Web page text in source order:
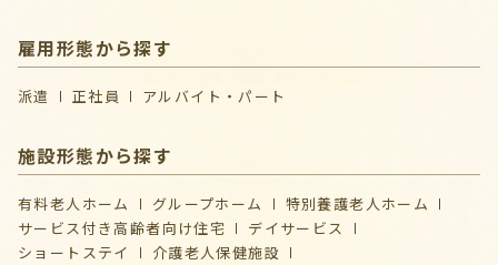
雇用形態から探す
派遣 正社員 アルバイト・パート
施設形態から探す
有料老人ホーム グループホーム
特別養護老人ホーム
サービス付き高齢者向け住宅
デイサービス
ショートステイ
介護⽼⼈保健施設